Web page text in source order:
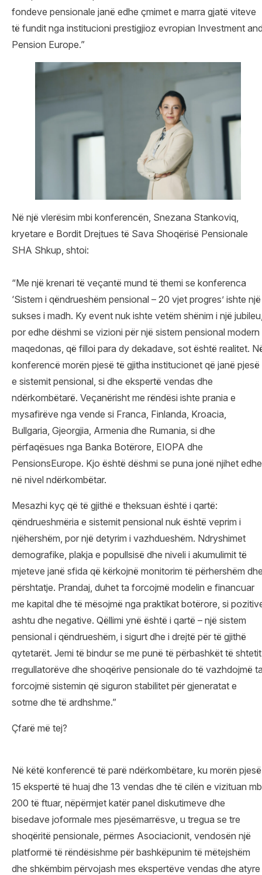
fondeve pensionale janë edhe çmimet e marra gjatë viteve
të fundit nga institucioni prestigjioz evropian Investment
Pension Europe.”
Në një vlerësim mbi konferencën, Snezana Stankoviq,
kryetare e Bordit Drejtues të Sava Shoqërisë Pensionale
SHA Shkup, shtoi:
“Me një krenari të veçantë mund të themi se konferenca
‘Sistem i qëndrueshëm pensional – 20 vjet progres’ ishte një
sukses i madh. Ky event nuk ishte vetëm shënim i një
por edhe dëshmi se vizioni për një sistem pensional modern
maqedonas, që filloi para dy dekadave, sot është realitet.
konferencë morën pjesë të gjitha institucionet që janë pjesë
e sistemit pensional, si dhe ekspertë vendas dhe
ndërkombëtarë. Veçanërisht me rëndësi ishte prania e
mysafirëve nga vende si Franca, Finlanda, Kroacia,
Bullgaria, Gjeorgjia, Armenia dhe Rumania, si dhe
përfaqësues nga Banka Botërore, EIOPA dhe
PensionsEurope. Kjo është dëshmi se puna jonë njihet edhe
në nivel ndërkombëtar.
Mesazhi kyç që të gjithë e theksuan është i qartë:
qëndrueshmëria e sistemit pensional nuk është veprim i
njëhershëm, por një detyrim i vazhdueshëm. Ndryshimet
demografike, plakja e popullsisë dhe niveli i akumulimit të
mjeteve janë sfida që kërkojnë monitorim të përhershëm
përshtatje. Prandaj, duhet ta forcojmë modelin e financuar
me kapital dhe të mësojmë nga praktikat botërore, si
ashtu dhe negative. Qëllimi ynë është i qartë – një sistem
pensional i qëndrueshëm, i sigurt dhe i drejtë për të gjithë
qytetarët. Jemi të bindur se me punë të përbashkët të
rregullatorëve dhe shoqërive pensionale do të vazhdojmë
forcojmë sistemin që siguron stabilitet për gjeneratat e
sotme dhe të ardhshme.”
Çfarë më tej?
Në këtë konferencë të parë ndërkombëtare, ku morën pjesë
15 ekspertë të huaj dhe 13 vendas dhe të cilën e vizituan
200 të ftuar, nëpërmjet katër panel diskutimeve dhe
bisedave joformale mes pjesëmarrësve, u tregua se tre
shoqëritë pensionale, përmes Asociacionit, vendosën një
platformë të rëndësishme për bashkëpunim të mëtejshëm
dhe shkëmbim përvojash mes ekspertëve vendas dhe atyre